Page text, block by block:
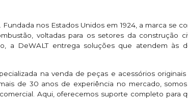
nos Estados Unidos em 1924, a marca se
voltadas para os setores da construção
a DeWALT entrega soluções que atendem às
na venda de peças e acessórios
de 30 anos de experiência no mercado,
Aqui, oferecemos suporte completo para